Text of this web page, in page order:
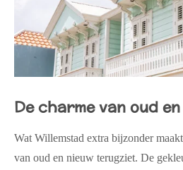
De charme van oud
Wat Willemstad extra bijzonder
van oud en nieuw terugziet. De